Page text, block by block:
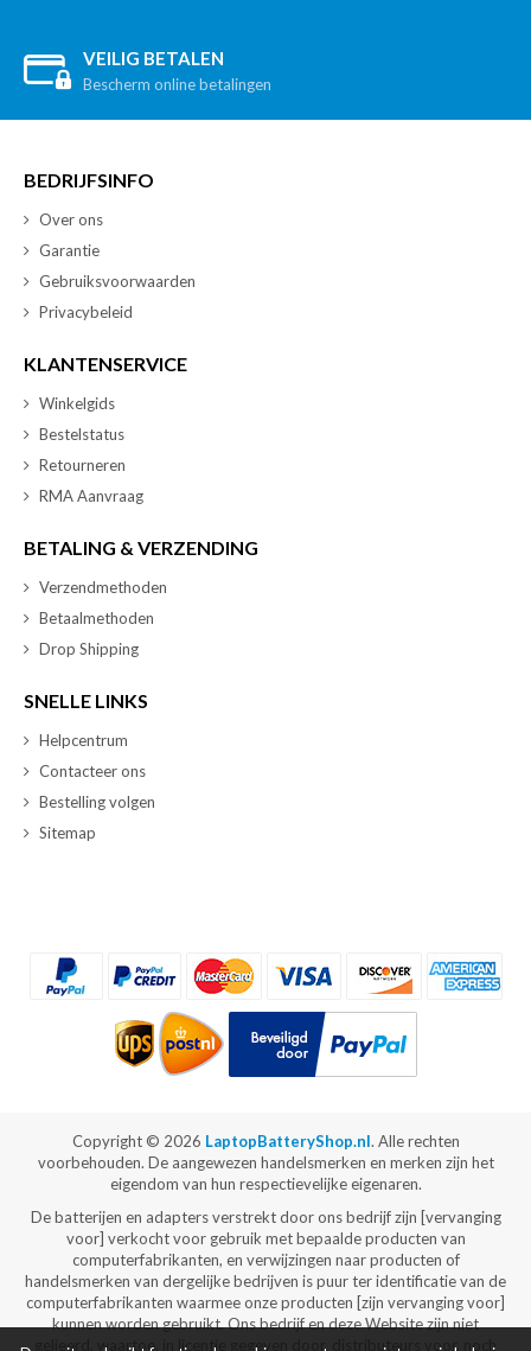
VEILIG BETALEN
Bescherm online betalingen
BEDRIJFSINFO
Over ons
Garantie
Gebruiksvoorwaarden
Privacybeleid
KLANTENSERVICE
Winkelgids
Bestelstatus
Retourneren
RMA Aanvraag
BETALING & VERZENDING
Verzendmethoden
Betaalmethoden
Drop Shipping
SNELLE LINKS
Helpcentrum
Contacteer ons
Bestelling volgen
Sitemap
Copyright © 2026 LaptopBatteryShop.nl. Alle rechten
voorbehouden. De aangewezen handelsmerken en merken zijn het
eigendom van hun respectievelijke eigenaren.
De batterijen en adapters verstrekt door ons bedrijf zijn [vervanging
voor] verkocht voor gebruik met bepaalde producten van
computerfabrikanten, en verwijzingen naar producten of
handelsmerken van dergelijke bedrijven is puur ter identificatie van de
computerfabrikanten waarmee onze producten [zijn vervanging voor]
kunnen worden gebruikt. Ons bedrijf en deze Website zijn niet
gelieerd, waartoe, in licentie gegeven door, distributeurs voor, noch